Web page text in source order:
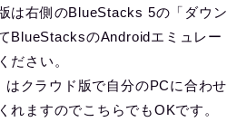
は右側のBlueStacks 5の「ダウン
BlueStacksのAndroidエミュレー
ださい。
クラウド版で自分のPCに合わせ
れますのでこちらでもOKです。